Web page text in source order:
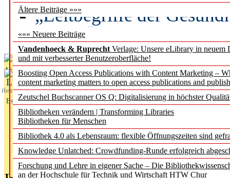
Ältere Beiträge »»»
««« Neuere Beiträge
Vandenhoeck & Ruprecht Verlage: Unsere eLibrary in neuem
und mit verbesserter Benutzeroberfläche!
Boosting Open Access Publications with Content Marketing –
content marketing matters to open access publications and
Zeutschel Buchscanner OS Q: Digitalisierung in höchster
Bibliotheken verändern | Transforming Libraries
Bibliotheken für Menschen
Bibliothek 4.0 als Lebensraum: flexible Öffnungszeiten sind
Knowledge Unlatched: Crowdfunding-Runde erfolgreich
Forschung und Lehre in eigener Sache – Die
an der Hochschule für Technik und Wirtschaft HTW Chur
„Leitbegriffe der
des BIÖG erscheinen
Aktuelles aus
L
ibrary
Essentials